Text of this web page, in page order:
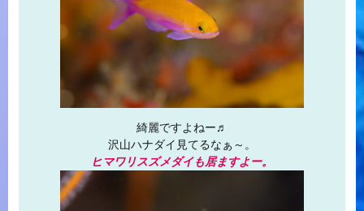
綺麗ですよねー♬
沢山ハナダイ見てるなぁ～。
ヒマワリスズメダイも居ますよー。